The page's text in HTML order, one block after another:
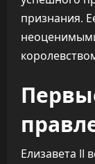
признания.
Елизавета II